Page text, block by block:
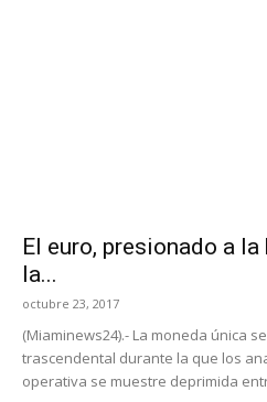
El euro, presionado a la
la...
octubre 23, 2017
(Miaminews24).- La moneda única
trascendental durante la que los
operativa se muestre deprimida